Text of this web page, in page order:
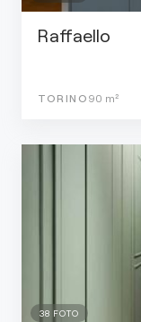
Raffaello
TORINO 90 m²
38 FOTO